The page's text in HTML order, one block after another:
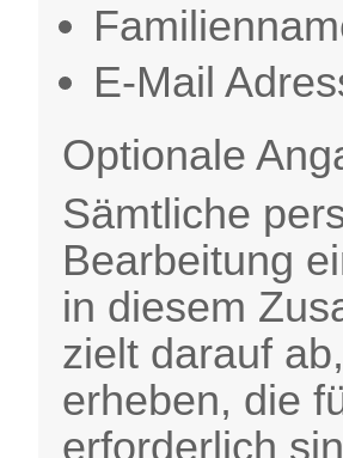
E-Mail
Optionale
Sämtliche
Bearbeitung
in diesem
zielt darauf
erheben, die
erforderlich